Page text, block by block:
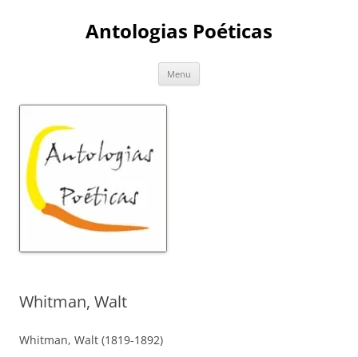
Antologias Poéticas
Menu
Whitman, Walt
Whitman, Walt (1819-1892)